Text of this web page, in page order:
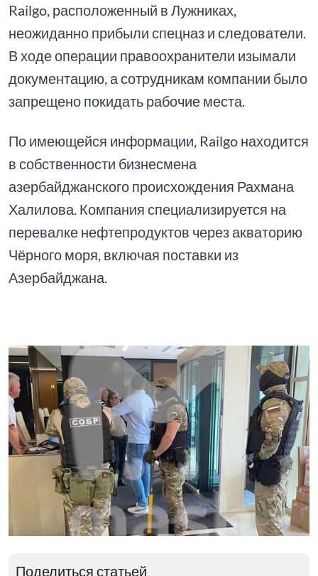
Railgo, расположенный в Лужниках,
неожиданно прибыли спецназ и следователи.
В ходе операции правоохранители изымали
документацию, а сотрудникам компании было
запрещено покидать рабочие места.
По имеющейся информации, Railgo находится
в собственности бизнесмена
азербайджанского происхождения Рахмана
Халилова. Компания специализируется на
перевалке нефтепродуктов через акваторию
Чёрного моря, включая поставки из
Азербайджана.
Поделиться статьей